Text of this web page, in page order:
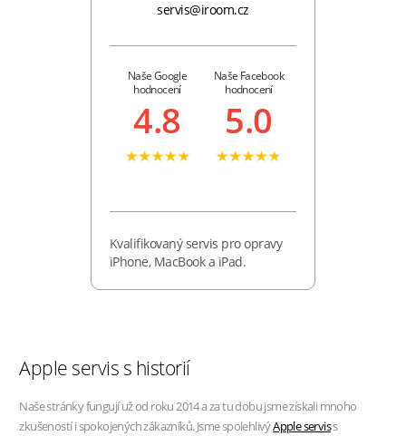
servis@iroom.cz
Naše Google
hodnocení
4.8
Naše Facebook
hodnocení
5.0
Kvalifikovaný servis pro opravy
iPhone, MacBook a iPad.
Apple servis s historií
Naše stránky fungují už od roku 2014 a za tu dobu jsme získali mnoho
zkušeností i spokojených zákazníků. Jsme spolehlivýApple serviss